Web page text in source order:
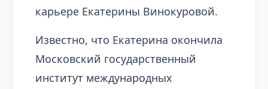
карьере Екатерины Винокуровой.
Известно, что Екатерина окончила
Московский государственный
институт международных